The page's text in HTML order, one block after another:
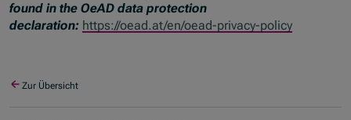
found in the OeAD data protection
declaration: https://oead.at/en/oead-privacy-policy
Zur Übersicht